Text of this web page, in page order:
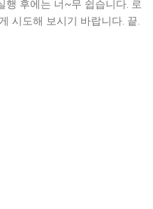
행 후에는 너~무 쉽습니다. 로
시도해 보시기 바랍니다. 끝.